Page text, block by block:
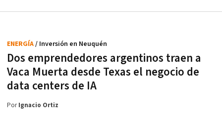
Dos emprendedores argentinos traen a
Vaca Muerta desde Texas el negocio de
data centers de IA
ENERGÍA/ Inversión en Neuquén
PorIgnacio Ortiz